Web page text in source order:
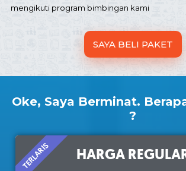
mengikuti program bimbingan kami
SAYA BELI PAKET
Oke, Saya Berminat.
?
HARGA
TERLARIS